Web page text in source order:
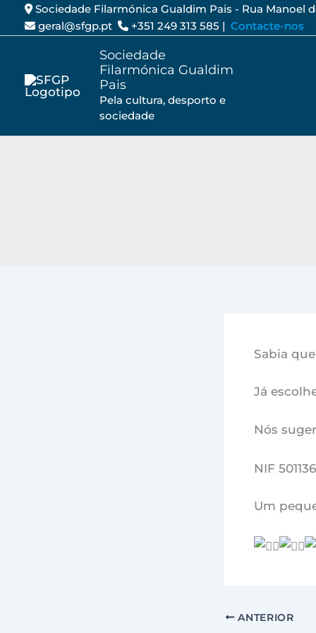
Saltar
para
Sociedade Filarmónica Gualdim Pais - Rua Manoel
geral@sfgp.pt
+351 249 313 585 | Contacte-nos
Sociedade
Filarmónica Gualdim
Pais
Pela cultura, desporto e
sociedade
Sabia
Já
Nós
NIF
Um
ANTERIOR